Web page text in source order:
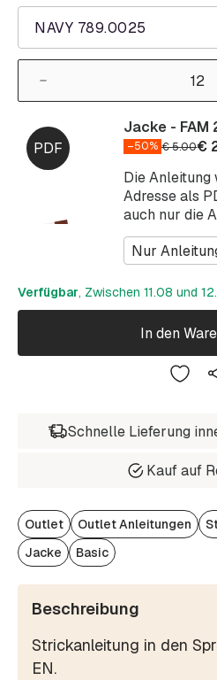
NAVY 789.0025
Die Anleitung
Adresse als
auch nur die
Nur
Jacke - FAM
–50% €5.00€
Verfügbar, Zwischen 11.08 und
In den
Schnelle Lieferung
Kauf auf
Outlet Outlet Anleitungen
Jacke
Basic
Beschreibung
Strickanleitung in den
EN.